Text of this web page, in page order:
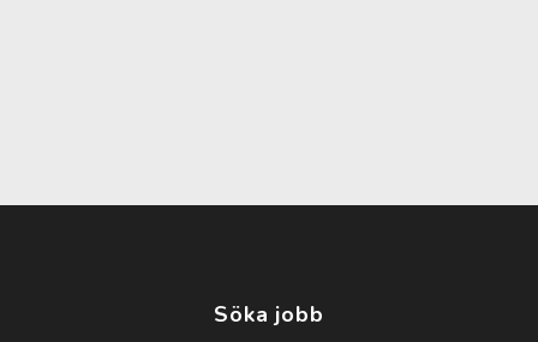
Söka jobb